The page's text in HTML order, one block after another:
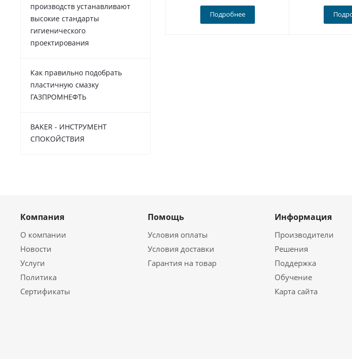
Подробнее
производств устанавливают
высокие стандарты
гигиенического
проектирования
Как правильно подобрать
пластичную смазку
ГАЗПРОМНЕФТЬ
BAKER - ИНСТРУМЕНТ
СПОКОЙСТВИЯ
Компания
О компании
Новости
Услуги
Политика
Сертификаты
Помощь
Условия оплаты
Условия доставки
Гарантия на товар
Информация
Производители
Решения
Поддержка
Обучение
Карта сайта